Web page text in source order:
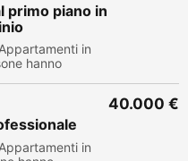
primo piano in
in
hanno
in
40.000 €